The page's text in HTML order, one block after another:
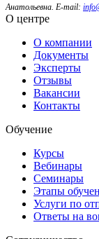
Анатольевна. E-mail:
О центре
О компании
Документы
Эксперты
Отзывы
Вакансии
Контакты
Обучение
Курсы
Вебинары
Семинары
Этапы
Услуги по
Ответы на